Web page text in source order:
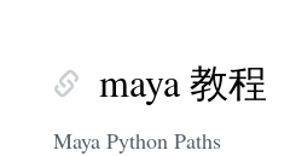
maya 教程
Maya Python Paths